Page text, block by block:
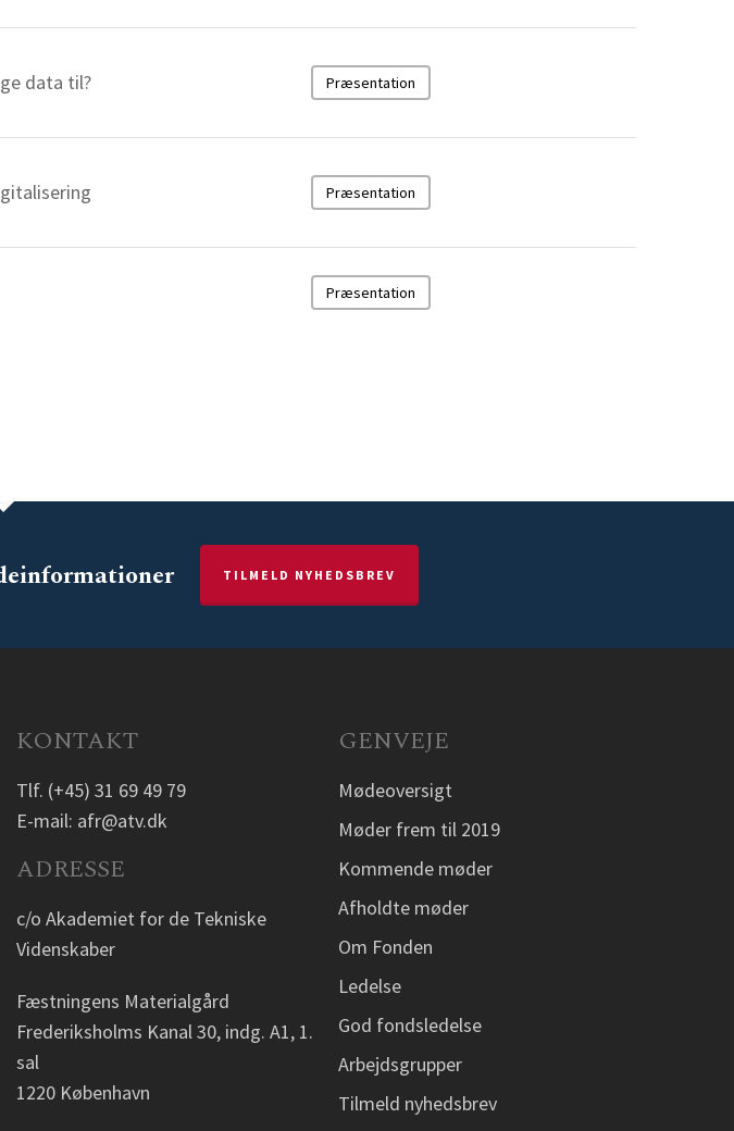
data til? Præsentation
Præsentation
Præsentation
TILMELD NYHEDSBREV
KONTAKT
Tlf. (+45) 31 69 49 79
E-mail: afr@atv.dk
ADRESSE
c/o Akademiet for de Tekniske
Videnskaber
Fæstningens Materialgård
Frederiksholms Kanal 30, indg. A1, 1.
sal
1220 København
GENVEJE
Mødeoversigt
Møder frem til 2019
Kommende møder
Afholdte møder
Om Fonden
Ledelse
God fondsledelse
Arbejdsgrupper
Tilmeld nyhedsbrev